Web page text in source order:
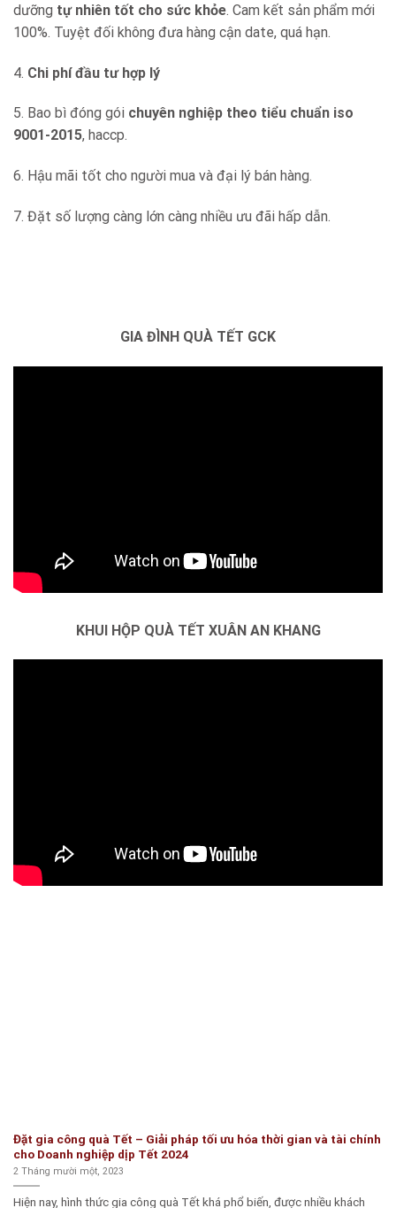
dưỡng tự nhiên tốt cho sức khỏe. Cam kết sản phẩm mới
100%. Tuyệt đối không đưa hàng cận date, quá hạn.
4. Chi phí đầu tư hợp lý
5. Bao bì đóng gói chuyên nghiệp theo tiểu chuẩn iso
9001-2015, haccp.
6. Hậu mãi tốt cho người mua và đại lý bán hàng.
7. Đặt số lượng càng lớn càng nhiều ưu đãi hấp dẫn.
GIA ĐÌNH QUÀ TẾT GCK
KHUI HỘP QUÀ TẾT XUÂN AN KHANG
Đặt gia công quà Tết – Giải pháp tối ưu hóa thời gian và tài chính
cho Doanh nghiệp dịp Tết 2024
2 Tháng mười một, 2023
Hiện nay, hình thức gia công quà Tết khá phổ biến, được nhiều khách